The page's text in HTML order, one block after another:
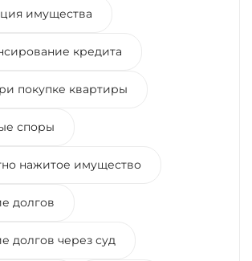
имущества
кредита
покупке квартиры
споры
нажитое имущество
долгов
долгов через суд